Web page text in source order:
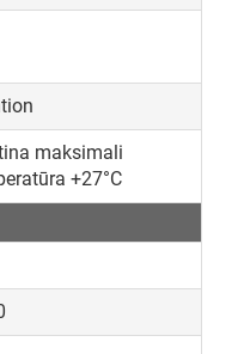
maksimali
+27°C